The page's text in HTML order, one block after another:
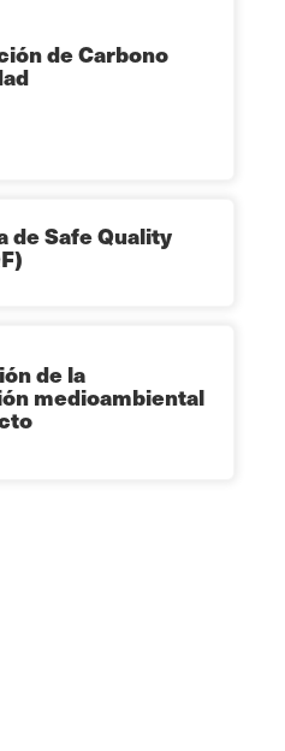
de Carbono
de Safe Quality
de la
medioambiental